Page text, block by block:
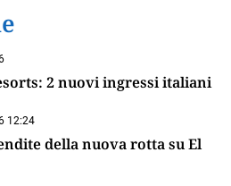
2 nuovi ingressi italiani
12:24
della nuova rotta su El